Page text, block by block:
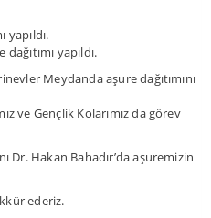
yapıldı.
yapıldı.
Meydanda aşure dağıtımını
ve Gençlik Kolarımız da görev
Dr. Hakan Bahadır’da aşuremizin
ederiz.